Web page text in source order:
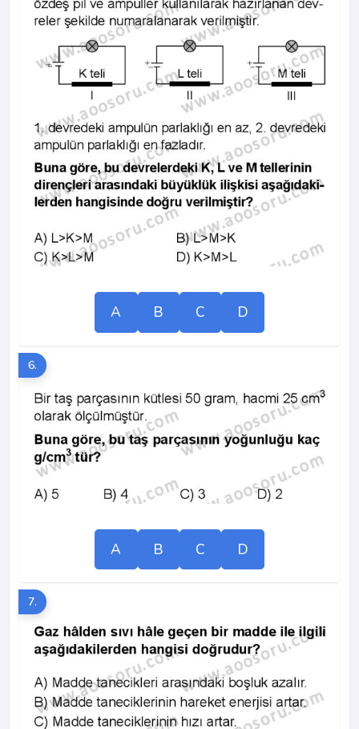
A B C D
6.
A B C D
7.